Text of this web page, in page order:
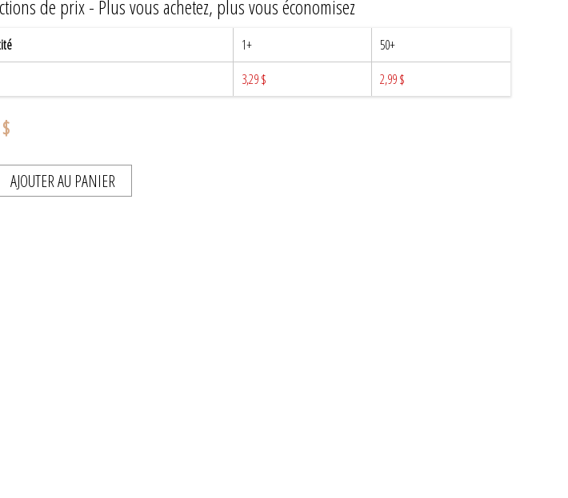
de prix - Plus vous achetez, plus vous économisez
1+
50+
3,29 $ 2,99 $
AJOUTER AU PANIER